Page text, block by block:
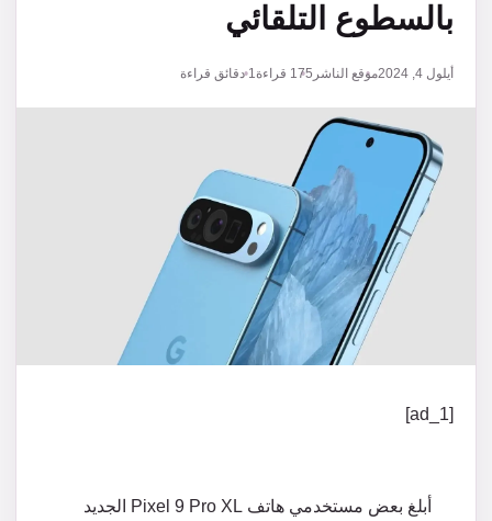
بالسطوع التلقائي
أيلول 4, 2024 موقع الناشر 175 قراءة1 دقائق قراءة
[ad_1]
أبلغ بعض مستخدمي هاتف
الجديد